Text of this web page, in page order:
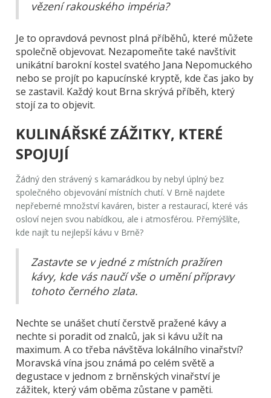
vězení rakouského impéria?
Je to opravdová pevnost plná příběhů, které můžete
společně objevovat. Nezapomeňte také navštívit
unikátní barokní kostel svatého Jana Nepomuckého
nebo se projít po kapucínské kryptě, kde čas jako by
se zastavil. Každý kout Brna skrývá příběh, který
stojí za to objevit.
KULINÁŘSKÉ ZÁŽITKY, KTERÉ
SPOJUJÍ
Žádný den strávený s kamarádkou by nebyl úplný bez
společného objevování místních chutí. V Brně najdete
nepřeberné množství kaváren, bister a restaurací, které vás
osloví nejen svou nabídkou, ale i atmosférou. Přemýšlíte,
kde najít tu nejlepší kávu v Brně?
Zastavte se v jedné z místních pražíren
kávy, kde vás naučí vše o umění přípravy
tohoto černého zlata.
Nechte se unášet chutí čerstvě pražené kávy a
nechte si poradit od znalců, jak si kávu užít na
maximum. A co třeba návštěva lokálního vinařství?
Moravská vína jsou známá po celém světě a
degustace v jednom z brněnských vinařství je
zážitek, který vám oběma zůstane v paměti.